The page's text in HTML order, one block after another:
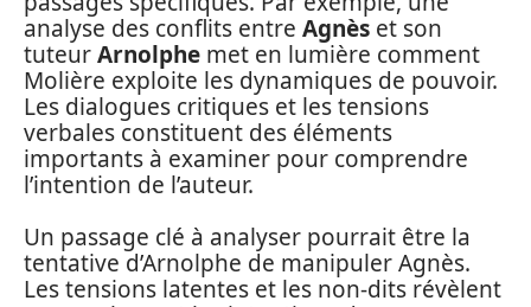
analyse des conflits entre Agnès et son
tuteurArnolphe met en lumière comment
Molière exploite les dynamiques de pouvoir.
Les dialogues critiques et les tensions
verbales constituent des éléments
importants à examiner pour comprendre
l’intention de l’auteur.
Un passage clé à analyser pourrait être la
tentative d’Arnolphe de manipuler Agnès.
Les tensions latentes et les non-dits révèlent